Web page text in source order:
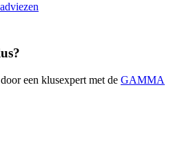
een klusexpert met de GAMMA